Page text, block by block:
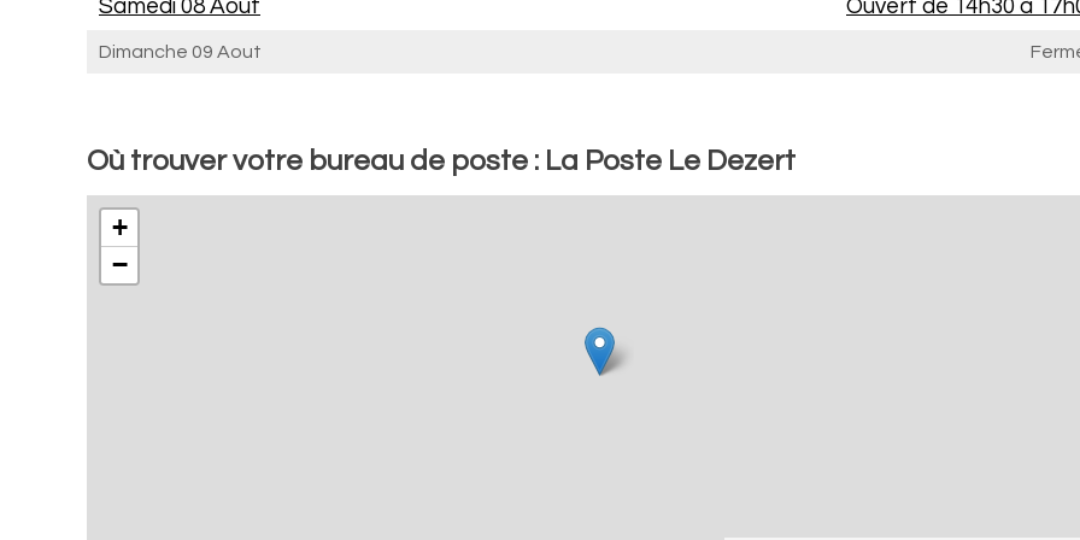
Samedi 08 Aout Ouvert de 14h30 à
Dimanche 09 Aout
Où trouver votre bureau de poste : La Poste Le Dezert
+
−